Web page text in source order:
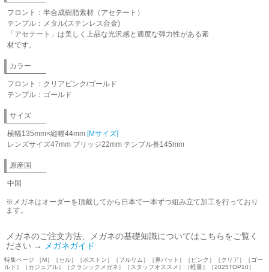
フロント：半合成樹脂素材（アセテート）
テンプル：メタル(ステンレス合金)
「アセテート」は美しく上品な光沢感と適度な弾力性がある素
材です。
カラー
フロント：クリアピンク/ゴールド
テンプル：ゴールド
サイズ
横幅135mm×縦幅44mm [Mサイズ]
レンズサイズ47mm ブリッジ22mm テンプル長145mm
原産国
中国
※メガネはオーダーを頂戴してから日本で一本ずつ組み立て加工を行っており
ます。
メガネのご注文方法、メガネの基礎知識についてはこちらをご覧く
ださい → メガネガイド
特集ページ ［M］［セル］［ボストン］［フルリム］［鼻パット］［ピンク］［クリア］［ゴー
ルド］［カジュアル］［クラシックメガネ］［スタッフオススメ］［軽量］［2025TOP10］